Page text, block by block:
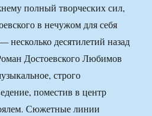
полный творческих сил,
в нечужом для себя
несколько десятилетий назад
Достоевского Любимов
строго
поместив в центр
Сюжетные линии